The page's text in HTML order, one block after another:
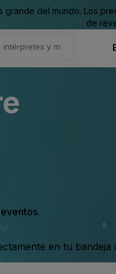
del mundo. Los
de
en tu bandeja